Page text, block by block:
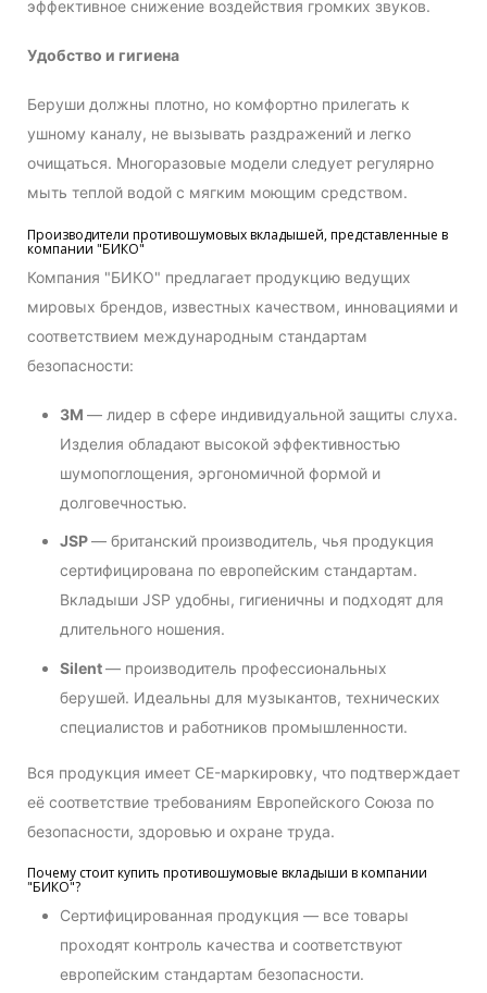
эффективное снижение воздействия громких звуков.
Удобство и гигиена
Беруши должны плотно, но комфортно прилегать к
ушному каналу, не вызывать раздражений и легко
очищаться. Многоразовые модели следует регулярно
мыть теплой водой с мягким моющим средством.
Производители противошумовых вкладышей, представленные в
компании "БИКО"
Компания "БИКО" предлагает продукцию ведущих
мировых брендов, известных качеством, инновациями и
соответствием международным стандартам
безопасности:
3M — лидер в сфере индивидуальной защиты слуха.
Изделия обладают высокой эффективностью
шумопоглощения, эргономичной формой и
долговечностью.
JSP— британский производитель, чья продукция
сертифицирована по европейским стандартам.
Вкладыши JSP удобны, гигиеничны и подходят для
длительного ношения.
Silent— производитель профессиональных
берушей. Идеальны для музыкантов, технических
специалистов и работников промышленности.
Вся продукция имеет CE-маркировку, что подтверждает
её соответствие требованиям Европейского Союза по
безопасности, здоровью и охране труда.
Почему стоит купить противошумовые вкладыши в компании
"БИКО"?
Сертифицированная продукция — все товары
проходят контроль качества и соответствуют
европейским стандартам безопасности.